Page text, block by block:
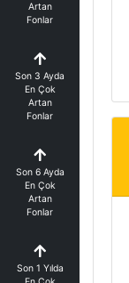
Artan
Fonlar
Son 3 Ayda
En Çok
Artan
Fonlar
Son 6 Ayda
En Çok
Artan
Fonlar
Son 1 Yılda